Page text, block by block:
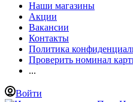
Наши магазины
Акции
Вакансии
Контакты
Политика
Проверить номинал
...
Войти